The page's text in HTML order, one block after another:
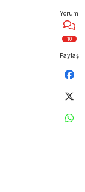
Yorum
10
Paylaş